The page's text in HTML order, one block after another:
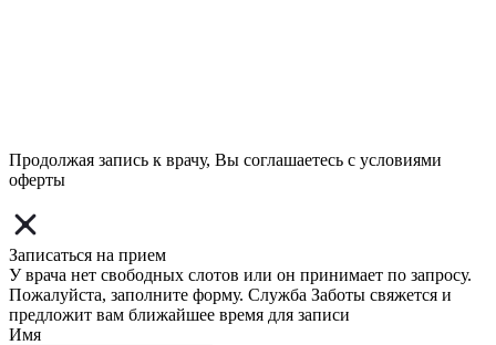
Продолжая запись к врачу, Вы соглашаетесь с условиями
оферты
Записаться на прием
У врача нет свободных слотов или он принимает по запросу.
Пожалуйста, заполните форму. Служба Заботы свяжется и
предложит вам ближайшее время для записи
Имя